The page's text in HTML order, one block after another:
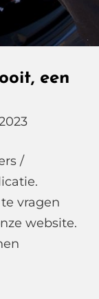
een
/
vragen
website.